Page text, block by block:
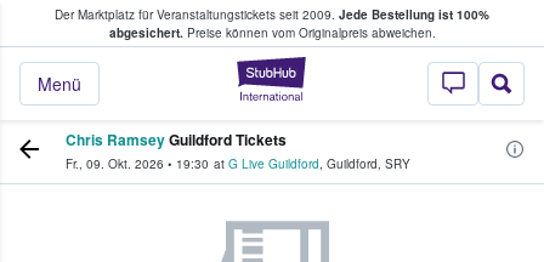
Der Marktplatz für Veranstaltungstickets seit 2009. Jede Bestellung ist 100%
abgesichert.Preise können vom Originalpreis abweichen.
StubHub - Wo
Menü
Tickets kaufen & verkaufen
Chris RamseyGuildford Tickets
Fr., 09. Okt. 2026 • 19:30 at G Live Guildford, Guildford, SRY